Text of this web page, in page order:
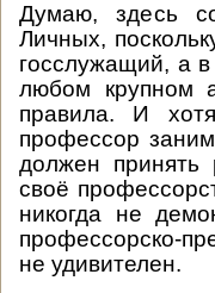
Думаю, здесь
Личных,
госслужащий, а
любом крупном
правила. И
профессор
должен принять
своё
никогда не
профессорско-
не удивителен.